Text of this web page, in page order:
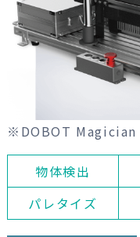
※DOBOT Magician
物体検出
パレタイズ